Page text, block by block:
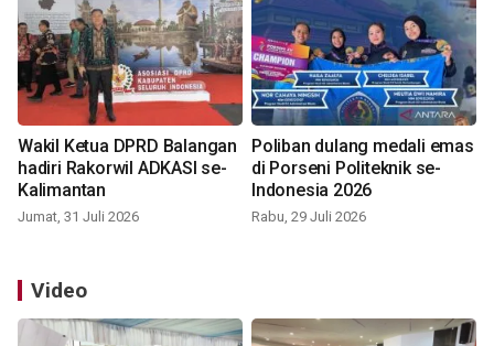
Wakil Ketua DPRD Balangan
hadiri Rakorwil ADKASI se-
Kalimantan
Jumat, 31 Juli 2026
Poliban dulang medali emas
di Porseni Politeknik se-
Indonesia 2026
Rabu, 29 Juli 2026
Video